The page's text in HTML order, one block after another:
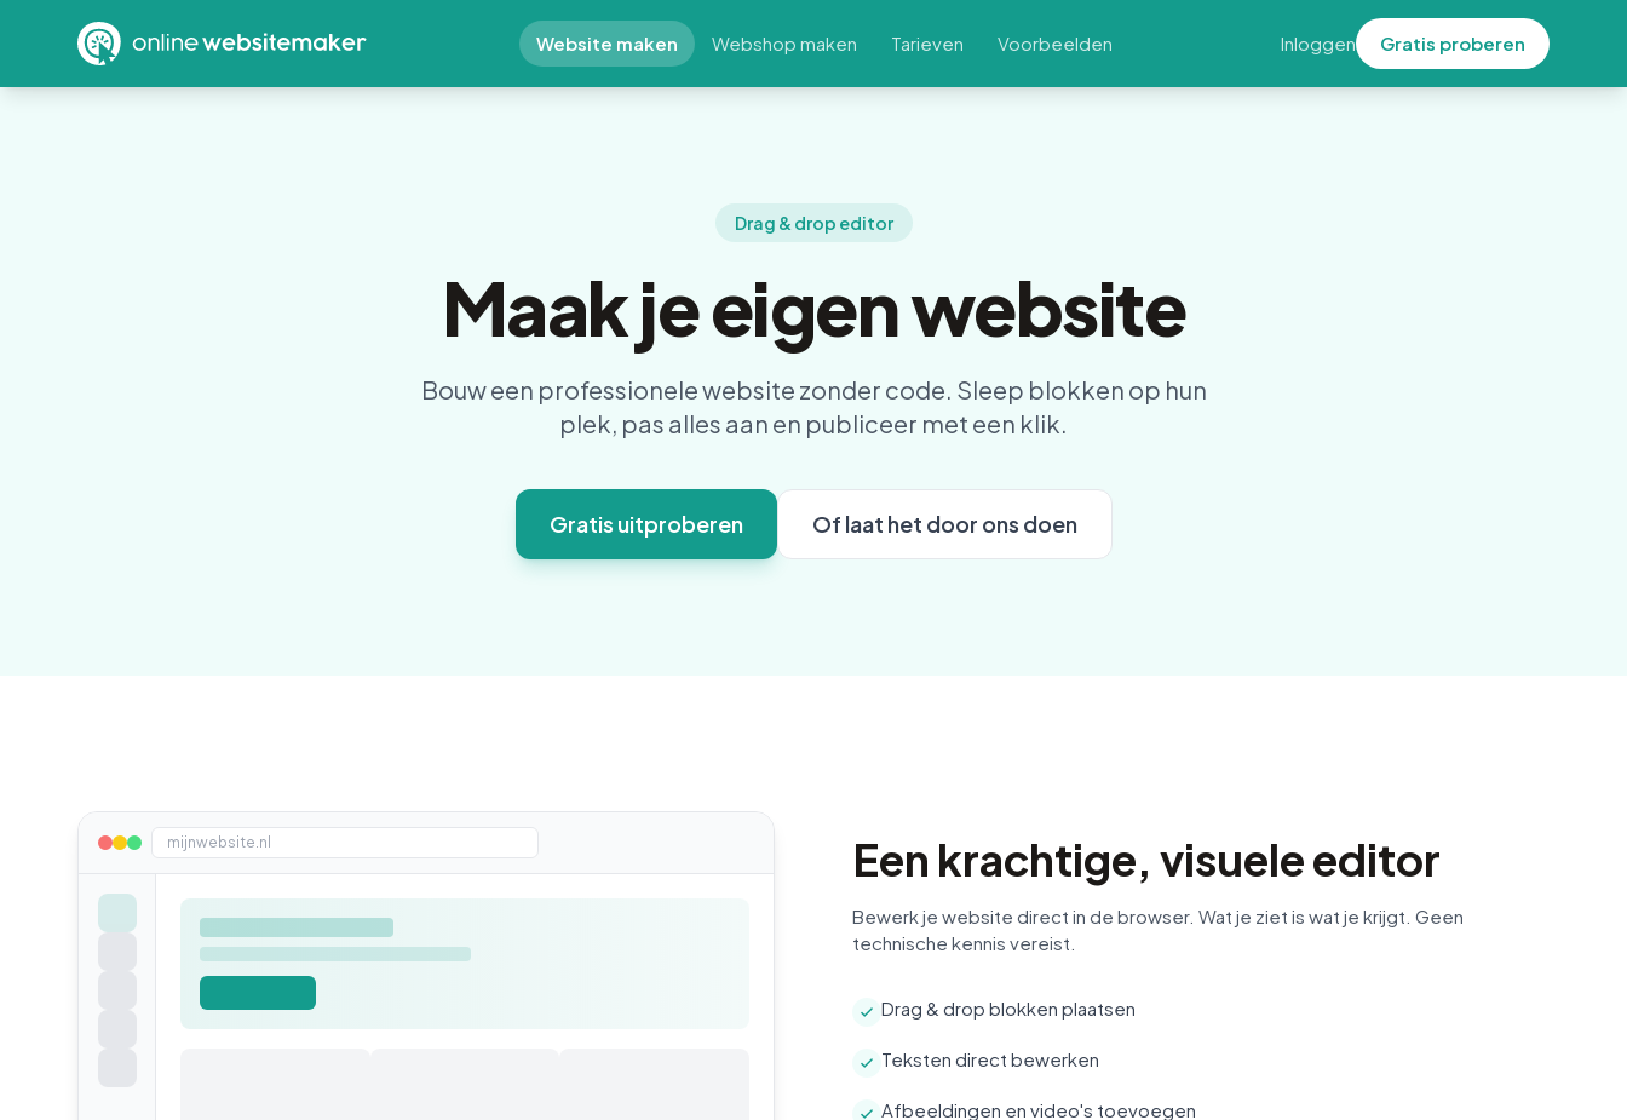
Website maken Webshop maken Tarieven Voorbeelden Inloggen Gratis proberen
Drag & drop editor
Maak je eigen website
Bouw een professionele website zonder code. Sleep blokken op hun
plek, pas alles aan en publiceer met een klik.
Gratis uitproberen Of laat het door ons doen
mijnwebsite.nl Een krachtige, visuele editor
Bewerk je website direct in de browser. Wat je ziet is wat je krijgt. Geen
technische kennis vereist.
Drag & drop blokken plaatsen
Teksten direct bewerken
Afbeeldingen en video's toevoegen